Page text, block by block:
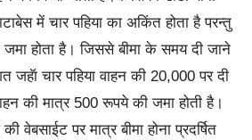
में चार पहिया का अकिंत होता है परन्तु
जमा होता है। जिससे बीमा के समय दी जाने
जहॅा चार पहिया वाहन की 20,000 पर दी
की मात्र 500 रूपये की जमा होती है।
वेबसाईट पर मात्र बीमा होना प्रदर्षित